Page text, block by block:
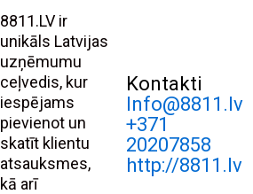
8811.LV ir
unikāls Latvijas
uzņēmumu
ceļvedis, kur
iespējams
pievienot un
skatīt klientu
atsauksmes,
kā arī
Kontakti
Info@8811.lv
+371
20207858
http://8811.lv